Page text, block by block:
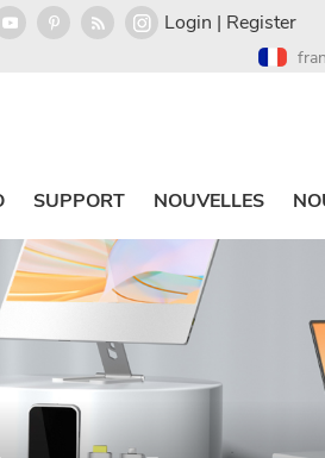
Login | Register
SUPPORT NOUVELLES